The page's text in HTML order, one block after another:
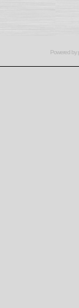
Powered by